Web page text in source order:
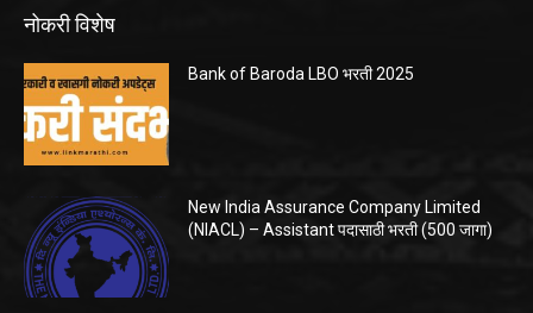
नोकरी विशेष
Bank of Baroda LBO भरती 2025
New India Assurance Company Limited
(NIACL) – Assistant पदासाठी भरती (500 जागा)